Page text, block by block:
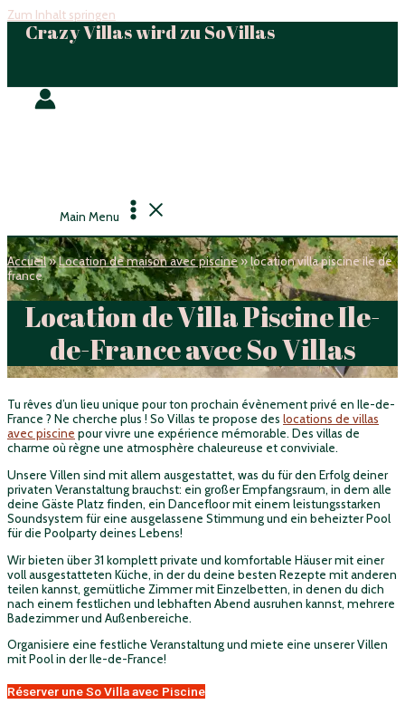
Zum Inhalt springen
Crazy Villas wird zu SoVillas
Main Menu
Accueil»Location de maison avec piscine»location villa piscine ile de
france
Location de Villa Piscine Ile-
de-France avec So Villas
Tu rêves d’un lieu unique pour ton prochain évènement privé en Ile-de-
France ? Ne cherche plus ! So Villas te propose des locations de villas
avec piscine pour vivre une expérience mémorable. Des villas de
charme où règne une atmosphère chaleureuse et conviviale.
Unsere Villen sind mit allem ausgestattet, was du für den Erfolg deiner
privaten Veranstaltung brauchst: ein großer Empfangsraum, in dem alle
deine Gäste Platz finden, ein Dancefloor mit einem leistungsstarken
Soundsystem für eine ausgelassene Stimmung und ein beheizter Pool
für die Poolparty deines Lebens!
Wir bieten über 31 komplett private und komfortable Häuser mit einer
voll ausgestatteten Küche, in der du deine besten Rezepte mit anderen
teilen kannst, gemütliche Zimmer mit Einzelbetten, in denen du dich
nach einem festlichen und lebhaften Abend ausruhen kannst, mehrere
Badezimmer und Außenbereiche.
Organisiere eine festliche Veranstaltung und miete eine unserer Villen
mit Pool in der Ile-de-France!
Réserver une So Villa avec Piscine